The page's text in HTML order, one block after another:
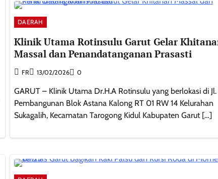
DAERAH
Klinik Utama Rotinsulu Garut Gelar
Massal dan Penandatanganan Prasasti
FR 13/02/2026 0
GARUT – Klinik Utama Dr.H.A Rotinsulu yang berlokasi di Jl.
Pembangunan Blok Astana Kalong RT 01 RW 14 Kelurahan
Sukagalih, Kecamatan Tarogong Kidul Kabupaten Garut […]